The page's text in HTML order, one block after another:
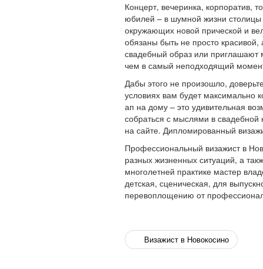
Концерт, вечеринка, корпоратив,
юбилей – в шумной жизни столицы
окружающих новой прической и
обязаны быть не просто
свадебный образ или приглашают
чем в самый неподходящий
Дабы этого не произошло,
условиях вам будет максимально
ап на дому – это удивительная
собраться с мыслями в свадебной
на сайте. Дипломированный
Профессиональный визажист в
разных жизненных ситуаций, а
многолетней практике мастер
детская, сценическая, для
перевоплощению от
Визажист в Новокосино